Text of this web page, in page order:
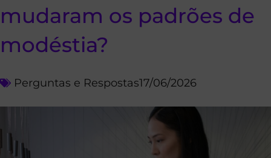
mudaram os padrões de
modéstia?
Perguntas e Respostas17/06/2026